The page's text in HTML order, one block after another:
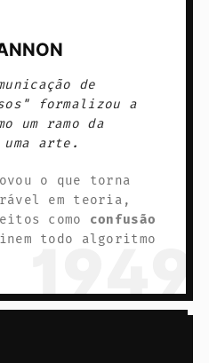
1949
de
formalizou a
um ramo da
uma arte.
o que torna
em teoria,
como confusão
todo algoritmo